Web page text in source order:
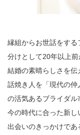
縁組からお世話をす
分けとして20年以上前
結婚の素晴らしさを
話焼き人を「現代の
の活気あるブライダル
今の時代に合った新し
出会いのきっかけで